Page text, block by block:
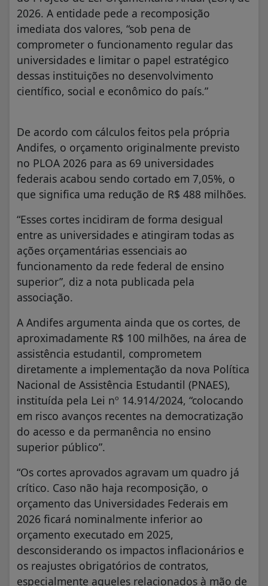
2026. A entidade pede a recomposição
imediata dos valores, “sob pena de
comprometer o funcionamento regular das
universidades e limitar o papel estratégico
dessas instituições no desenvolvimento
científico, social e econômico do país.”
De acordo com cálculos feitos pela própria
Andifes, o orçamento originalmente previsto
no PLOA 2026 para as 69 universidades
federais acabou sendo cortado em 7,05%, o
que significa uma redução de R$ 488 milhões.
“Esses cortes incidiram de forma desigual
entre as universidades e atingiram todas as
ações orçamentárias essenciais ao
funcionamento da rede federal de ensino
superior”, diz a nota publicada pela
associação.
A Andifes argumenta ainda que os cortes, de
aproximadamente R$ 100 milhões, na área de
assistência estudantil, comprometem
diretamente a implementação da nova Política
Nacional de Assistência Estudantil (PNAES),
instituída pela Lei nº 14.914/2024, “colocando
em risco avanços recentes na democratização
do acesso e da permanência no ensino
superior público”.
“Os cortes aprovados agravam um quadro já
crítico. Caso não haja recomposição, o
orçamento das Universidades Federais em
2026 ficará nominalmente inferior ao
orçamento executado em 2025,
desconsiderando os impactos inflacionários e
os reajustes obrigatórios de contratos,
especialmente aqueles relacionados à mão de